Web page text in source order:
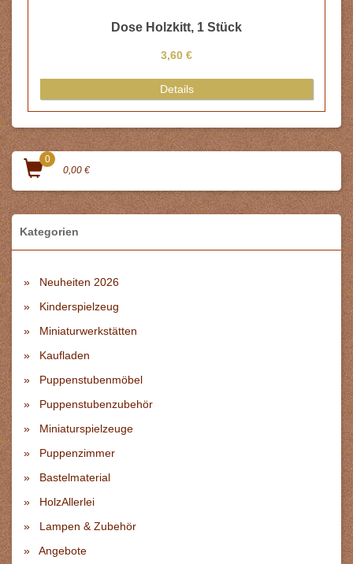
Dose Holzkitt, 1 Stück
3,60 €
Details
0
0,00 €
Kategorien
Neuheiten 2026
Kinderspielzeug
Miniaturwerkstätten
Kaufladen
Puppenstubenmöbel
Puppenstubenzubehör
Miniaturspielzeuge
Puppenzimmer
Bastelmaterial
HolzAllerlei
Lampen & Zubehör
Angebote